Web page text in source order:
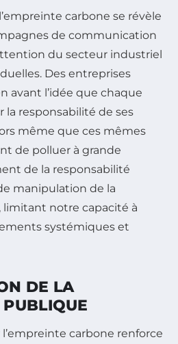
carbone se révèle
de communication
du secteur industriel
Des entreprises
avant l’idée que chaque
responsabilité de ses
même que ces mêmes
de polluer à grande
de la responsabilité
manipulation de la
notre capacité à
systémiques et
DE LA
carbone renforce